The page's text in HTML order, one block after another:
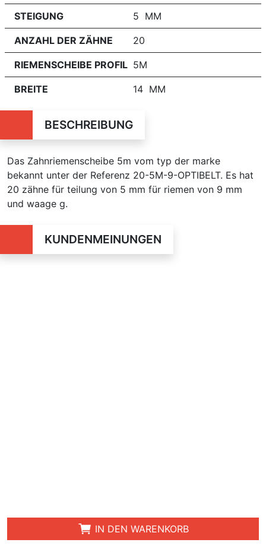
STEIGUNG 5 MM
ANZAHL DER ZÄHNE 20
RIEMENSCHEIBE PROFIL 5M
BREITE 14 MM
BESCHREIBUNG
Das Zahnriemenscheibe 5m vom typ der marke
bekannt unter der Referenz 20-5M-9-OPTIBELT. Es hat
20 zähne für teilung von 5 mm für riemen von 9 mm
und waage g.
KUNDENMEINUNGEN
IN DEN WARENKORB